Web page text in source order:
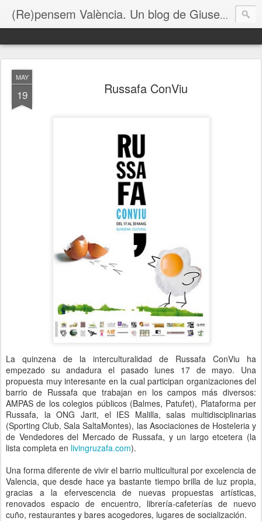
(Re)pensem València. Un blog de Giuseppe Grezzi
MAY
19 Russafa ConViu
La quinzena de la interculturalidad de Russafa ConViu ha
empezado su andadura el pasado lunes 17 de mayo. Una
propuesta muy interesante en la cual participan organizaciones del
barrio de Russafa que trabajan en los campos más diversos:
AMPAS de los colegios públicos (Balmes, Patufet), Plataforma per
Russafa, la ONG Jarit, el IES Malilla, salas multidisciplinarias
(Sporting Club, Sala SaltaMontes), las Asociaciones de Hosteleria y
de Vendedores del Mercado de Russafa, y un largo etcetera (la
lista completa en livingruzafa.com).
Una forma diferente de vivir el barrio multicultural por excelencia de
Valencia, que desde hace ya bastante tiempo brilla de luz propia,
gracias a la efervescencia de nuevas propuestas artísticas,
renovados espacio de encuentro, librería-cafeterías de nuevo
cuño, restaurantes y bares acogedores, lugares de socialización.